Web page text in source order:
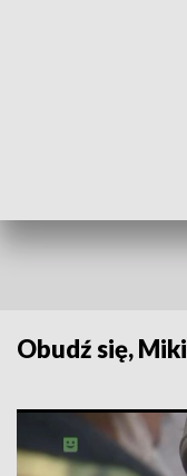
Obudź się, Miki